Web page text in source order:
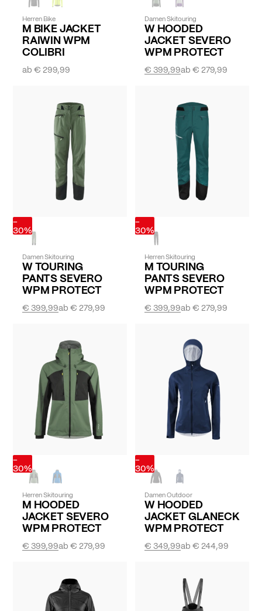
Herren Bike
M BIKE JACKET
RAIWIN WPM
COLIBRI
ab€ 299,99
Damen Skitouring
W HOODED
JACKET SEVERO
WPM PROTECT
ab€ 279,99
€ 399,99
-
30%
Damen Skitouring
W TOURING
PANTS SEVERO
WPM PROTECT
ab€ 279,99
€ 399,99
-
30%
Herren Skitouring
M TOURING
PANTS SEVERO
WPM PROTECT
ab€ 279,99
€ 399,99
-
30%
Herren Skitouring
M HOODED
JACKET SEVERO
WPM PROTECT
ab€ 279,99
€ 399,99
-
30%
Damen Outdoor
W HOODED
JACKET GLANECK
WPM PROTECT
ab€ 244,99
€ 349,99